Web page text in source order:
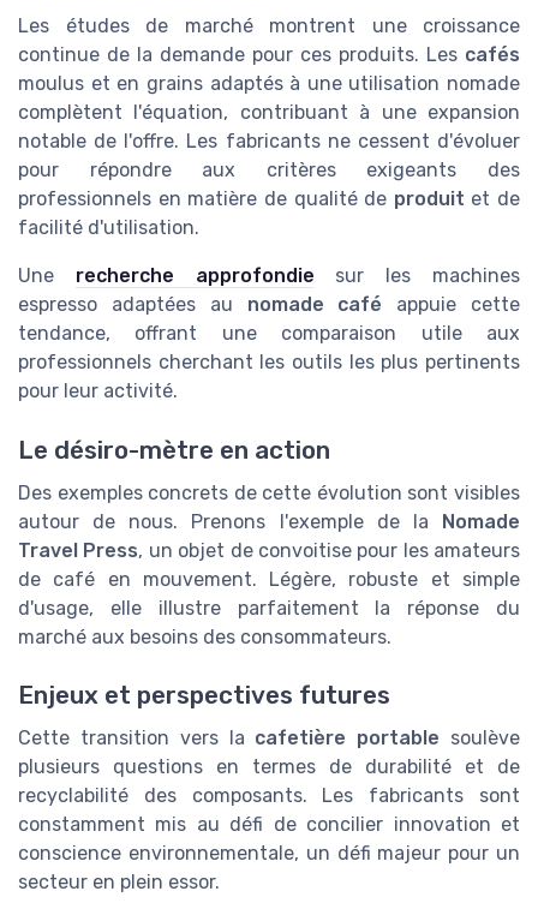
Les études de marché montrent une croissance
continue de la demande pour ces produits. Les cafés
moulus et en grains adaptés à une utilisation nomade
complètent l'équation, contribuant à une expansion
notable de l'offre. Les fabricants ne cessent d'évoluer
pour répondre aux critères exigeants des
professionnels en matière de qualité de produit et de
facilité d'utilisation.
Une recherche approfondie sur les machines
espresso adaptées au nomade café appuie cette
tendance, offrant une comparaison utile aux
professionnels cherchant les outils les plus pertinents
pour leur activité.
Le désiro-mètre en action
Des exemples concrets de cette évolution sont visibles
autour de nous. Prenons l'exemple de la Nomade
Travel Press, un objet de convoitise pour les amateurs
de café en mouvement. Légère, robuste et simple
d'usage, elle illustre parfaitement la réponse du
marché aux besoins des consommateurs.
Enjeux et perspectives futures
Cette transition vers la cafetière portable soulève
plusieurs questions en termes de durabilité et de
recyclabilité des composants. Les fabricants sont
constamment mis au défi de concilier innovation et
conscience environnementale, un défi majeur pour un
secteur en plein essor.